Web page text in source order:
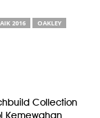
2016
OAKLEY
Collection
Kemewahan